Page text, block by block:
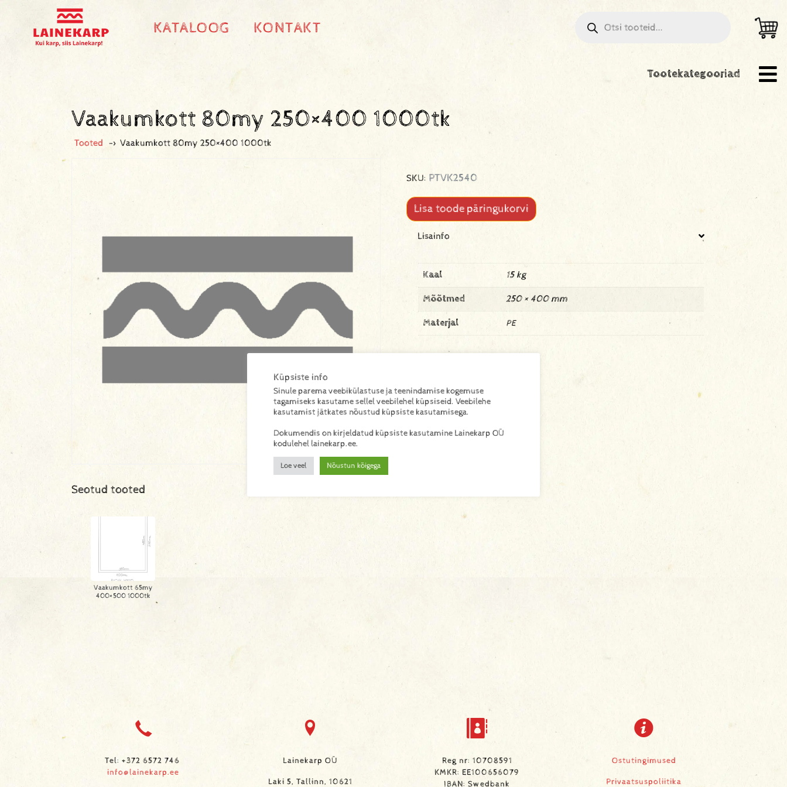
KATALOOG KONTAKT
Tootekategooriad
Vaakumkott 80my 250×400 1000tk
Tooted -> Vaakumkott 80my 250×400 1000tk
SKU: PTVK2540
Lisa toode päringukorvi
Lisainfo
Kaal 15 kg
Mõõtmed 250 × 400 mm
Materjal PE
Seotud tooted
Vaakumkott 65my
400×500 1000tk
Küpsiste info
Sinule parema veebikülastuse ja teenindamise kogemuse
tagamiseks kasutame sellel veebilehel küpsiseid. Veebilehe
kasutamist jätkates nõustud küpsiste kasutamisega.
Dokumendis on kirjeldatud küpsiste kasutamine Lainekarp OÜ
kodulehel lainekarp.ee.
Loe veel Nõustun kõigega
Tel: +372 6572 746
info@lainekarp.ee
Lainekarp OÜ
Laki 5, Tallinn, 10621
Reg nr: 10708591
KMKR: EE100656079
IBAN: Swedbank
Ostutingimused
Privaatsuspoliitika